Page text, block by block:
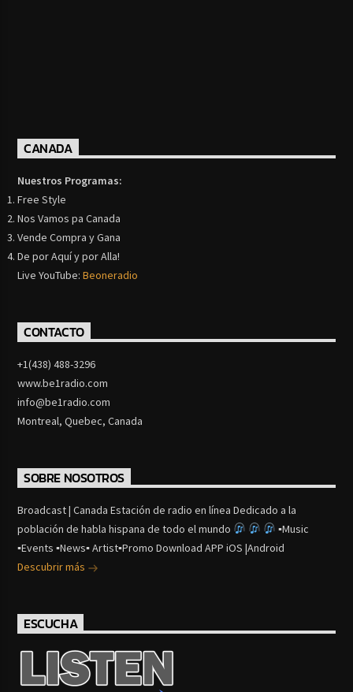
CANADA
Nuestros Programas:
Free Style
Nos Vamos pa Canada
Vende Compra y Gana
De por Aquí y por Alla!
Live YouTube:Beoneradio
CONTACTO
+1(438) 488-3296
www.be1radio.com
info@be1radio.com
Montreal, Quebec, Canada
SOBRE NOSOTROS
Broadcast | Canada Estación de radio en línea Dedicado a la
población de habla hispana de todo el mundo
▪Music
▪Events ▪News▪ Artist▪Promo Download APP iOS |Android
Descubrir más
ESCUCHA